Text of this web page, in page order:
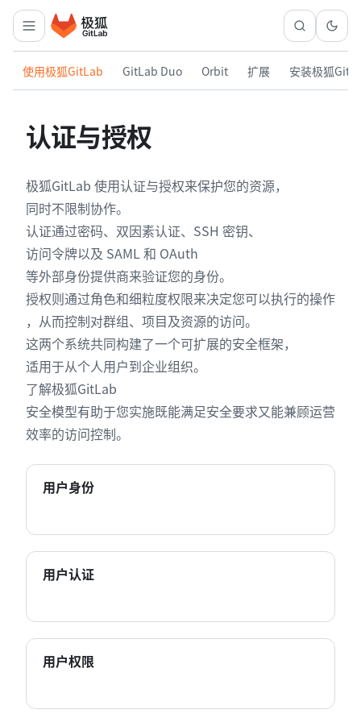
使用极狐GitLab GitLab Duo Orbit 扩展 安装极狐
认证与授权
极狐GitLab 使用认证与授权来保护您的资源，
同时不限制协作。
认证通过密码、双因素认证、SSH 密钥、
访问令牌以及 SAML 和 OAuth
等外部身份提供商来验证您的身份。
授权则通过角色和细粒度权限来决定您可以执行的操作
，从而控制对群组、项目及资源的访问。
这两个系统共同构建了一个可扩展的安全框架，
适用于从个人用户到企业组织。
了解极狐GitLab
安全模型有助于您实施既能满足安全要求又能兼顾运营
效率的访问控制。
用户身份
用户认证
用户权限